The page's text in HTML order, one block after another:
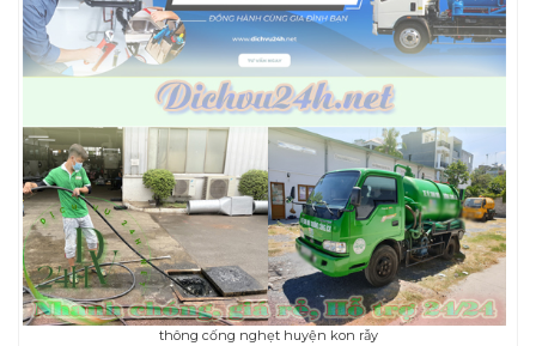
thông cống nghẹt huyện kon rẫy